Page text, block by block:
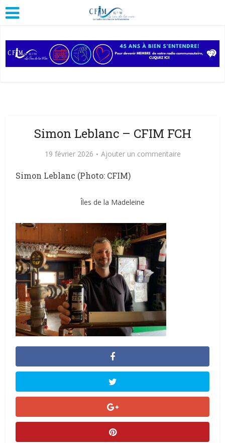
Simon Leblanc – CFIM FCH
19 février 2026 Ajouter un commentaire
Simon Leblanc (Photo: CFIM)
Îles de la Madeleine